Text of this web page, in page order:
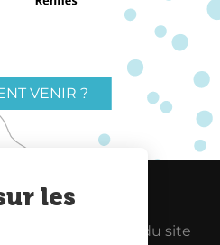
VENIR ?
Liens utiles
Plan du site
les